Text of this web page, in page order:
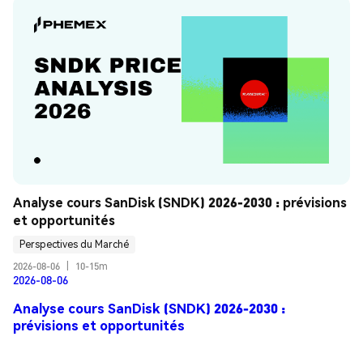
Analyse cours SanDisk (SNDK) 2026-2030 : prévisions
et opportunités
Perspectives du Marché
2026-08-06
10-15m
2026-08-06
Analyse cours SanDisk (SNDK) 2026-2030 :
prévisions et opportunités